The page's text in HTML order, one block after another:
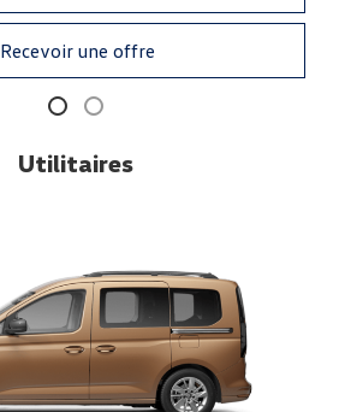
Recevoir une offre
Utilitaires